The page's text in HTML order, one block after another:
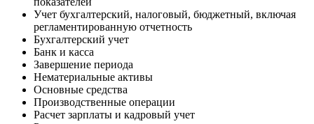
Учет бухгалтерский, налоговый, бюджетный, включая
регламентированную отчетность
Бухгалтерский учет
Банк и касса
Завершение периода
Нематериальные активы
Основные средства
Производственные операции
Расчет зарплаты и кадровый учет